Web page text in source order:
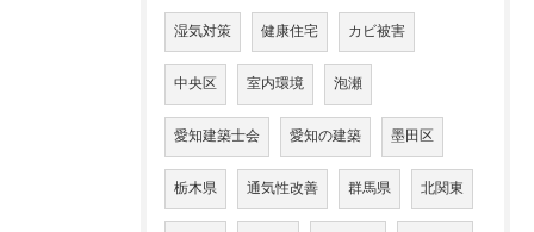
湿気対策 健康住宅 カビ被害
中央区 室内環境 泡瀬
愛知建築士会 愛知の建築 墨田区
栃木県 通気性改善 群馬県 北関東